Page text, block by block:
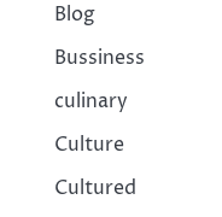
Blog
Bussiness
culinary
Culture
Cultured